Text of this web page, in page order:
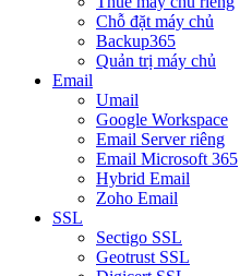
Chỗ đặt máy chủ
Backup365
Quản trị máy chủ
Email
Umail
Google Workspace
Email Server riêng
Email Microsoft 365
Hybrid Email
Zoho Email
SSL
Sectigo SSL
Geotrust SSL